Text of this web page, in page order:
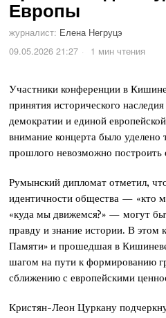
Европы
журналист: Елена Негруцэ
09.05.2026 21:27
1 мин чтения
Участники конференции в
принятия исторического
демократии и единой
внимание концерта было уделено
прошлого невозможно построить
Румынский дипломат отметил,
идентичности общества — «кто
«куда мы движемся?» — могут
правду и знание истории. В этом
Памяти» и прошедшая в
шагом на пути к формированию
сближению с европейскими
Кристян-Леон Цуркану